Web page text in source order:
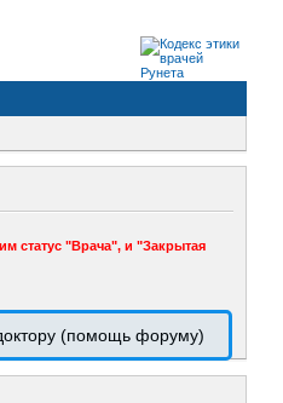
статус "Врача", и "Закрытая
(помощь форуму)